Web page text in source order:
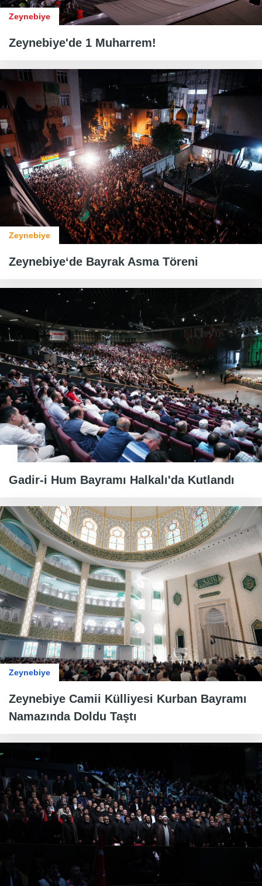
Zeynebiye
Zeynebiye'de 1 Muharrem!
Zeynebiye
Zeynebiye‘de Bayrak Asma Töreni
Gadir-i Hum Bayramı Halkalı'da Kutlandı
Zeynebiye
Zeynebiye Camii Külliyesi Kurban Bayramı
Namazında Doldu Taştı